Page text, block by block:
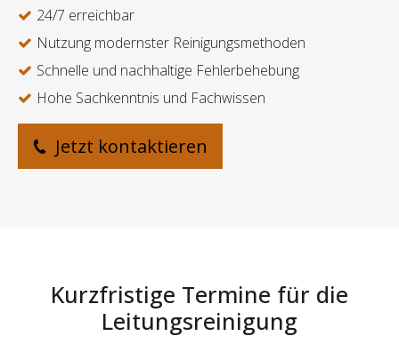
24/7 erreichbar
Nutzung modernster Reinigungsmethoden
Schnelle und nachhaltige Fehlerbehebung
Hohe Sachkenntnis und Fachwissen
Jetzt kontaktieren
Kurzfristige Termine für die
Leitungsreinigung